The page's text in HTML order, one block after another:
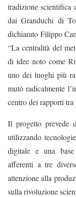
tradizione scientifica
dai Granduchi di
dichiarato Filippo
“La centralità del
di idee noto come
uno dei luoghi più
mutò radicalmente
centro dei rapporti
Il progetto prevede
utilizzando
digitale e una
afferenti a tre
attenzione alla
sulla rivoluzione